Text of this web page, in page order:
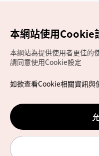
Copyrights (c) 韓國觀光
如有相關疑問或建議，
chinese_big5@knto.or.kr
本網站使用Cookie
本網站為提供使用者更佳的
請同意使用Cookie設定
如欲查看Cookie相關資訊與